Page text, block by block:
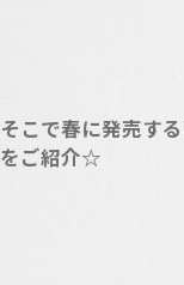
そこで春に発売す
をご紹介☆